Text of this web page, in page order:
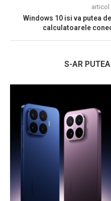
articol
Windows 10 isi va putea
calculatoarele
S-AR